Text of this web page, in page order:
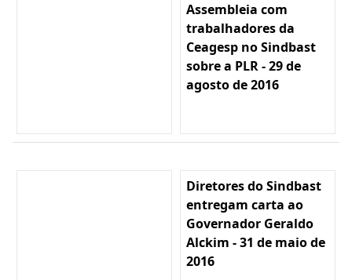
Assembleia com
trabalhadores da
Ceagesp no Sindbast
sobre a PLR - 29 de
agosto de 2016
Diretores do Sindbast
entregam carta ao
Governador Geraldo
Alckim - 31 de maio de
2016